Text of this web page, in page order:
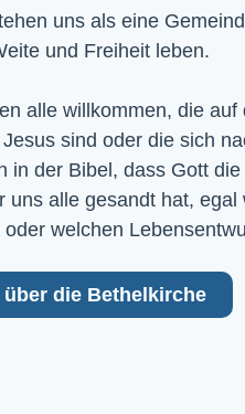
uns als eine
und Freiheit leben.
alle willkommen, die
sind oder die sich
in der Bibel, dass Gott
uns alle gesandt hat,
oder welchen
über die Bethelkirche